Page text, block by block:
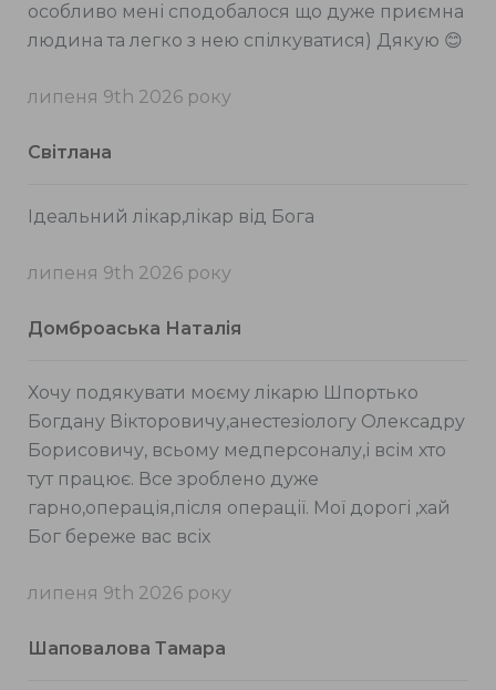
особливо мені сподобалося що дуже приємна
людина та легко з нею спілкуватися) Дякую 😊
липеня 9th 2026 року
Світлана
Ідеальний лікар,лікар від Бога
липеня 9th 2026 року
Домброаська Наталія
Хочу подякувати моєму лікарю Шпортько
Богдану Вікторовичу,анестезіологу Олексадру
Борисовичу, всьому медперсоналу,і всім хто
тут працює. Все зроблено дуже
гарно,операція,після операції. Мої дорогі ,хай
Бог береже вас всіх
липеня 9th 2026 року
Шаповалова Тамара